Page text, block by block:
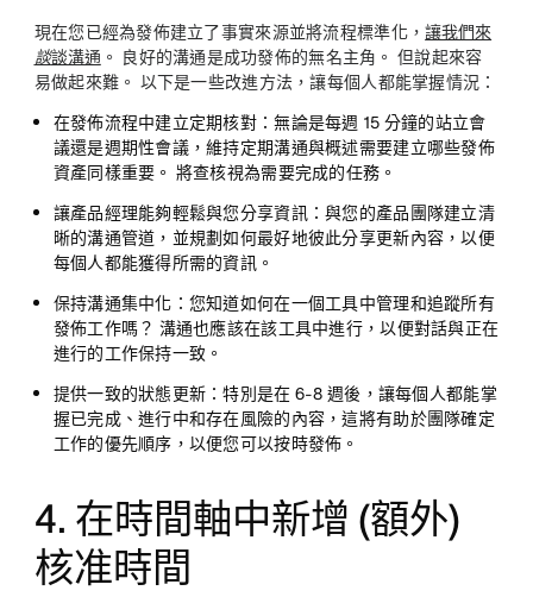
現在您已經為發佈建立了事實來源並將流程標準化，讓我們來
談談溝通 。 良好的溝通是成功發佈的無名主角。 但說起來容
易做起來難。 以下是一些改進方法，讓每個人都能掌握情況：
在發佈流程中建立定期核對 ：無論是每週 15 分鐘的站立會
議還是週期性會議，維持定期溝通與概述需要建立哪些發佈
資產同樣重要。 將查核視為需要完成的任務。
讓產品經理能夠輕鬆與您分享資訊 ：與您的產品團隊建立清
晰的溝通管道，並規劃如何最好地彼此分享更新內容，以便
每個人都能獲得所需的資訊。
保持溝通集中化 ：您知道如何在一個工具中管理和追蹤所有
發佈工作嗎？ 溝通也應該在該工具中進行，以便對話與正在
進行的工作保持一致。
提供一致的狀態更新 ：特別是在 6-8 週後，讓每個人都能掌
握已完成、進行中和存在風險的內容，這將有助於團隊確定
工作的優先順序，以便您可以按時發佈。
4. 在時間軸中新增 (額外)
核准時間